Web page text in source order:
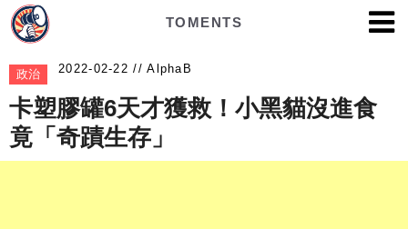
TOMENTS
政治 AlphaB
卡塑膠罐6天才獲救！小黑貓沒進食
竟「奇蹟生存」